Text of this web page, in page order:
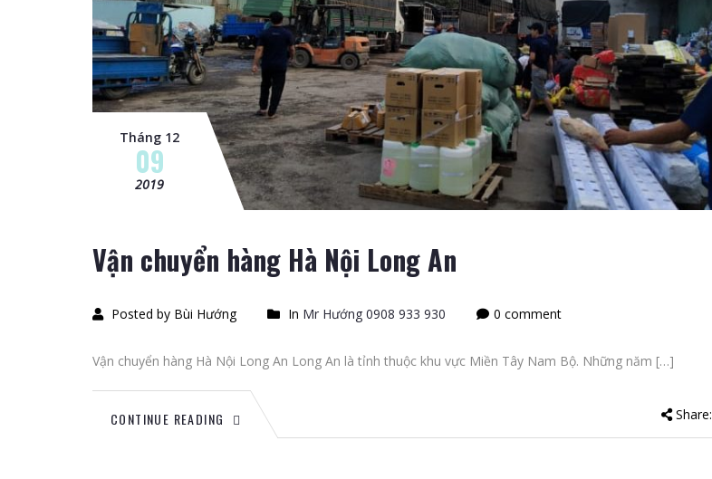
Tháng 12
09
2019
Vận chuyển hàng Hà Nội Long An
Posted by Bùi Hướng In Mr Hướng 0908 933 930 0 comment
Vận chuyển hàng Hà Nội Long An Long An là tỉnh thuộc khu vực Miền Tây Nam Bộ. Những năm […]
CONTINUE READING Share: